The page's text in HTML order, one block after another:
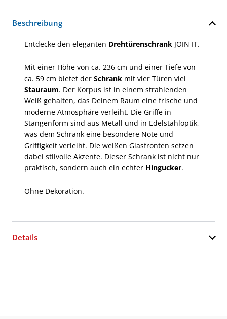
Beschreibung
Entdecke den eleganten Drehtürenschrank JOIN IT.
Mit einer Höhe von ca. 236 cm und einer Tiefe von
ca. 59 cm bietet der Schrank mit vier Türen viel
Stauraum. Der Korpus ist in einem strahlenden
Weiß gehalten, das Deinem Raum eine frische und
moderne Atmosphäre verleiht. Die Griffe in
Stangenform sind aus Metall und in Edelstahloptik,
was dem Schrank eine besondere Note und
Griffigkeit verleiht. Die weißen Glasfronten setzen
dabei stilvolle Akzente. Dieser Schrank ist nicht nur
praktisch, sondern auch ein echter Hingucker.
Ohne Dekoration.
Details